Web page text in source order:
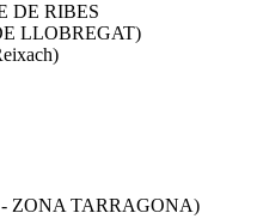
DE RIBES
LLOBREGAT)
ZONA TARRAGONA)